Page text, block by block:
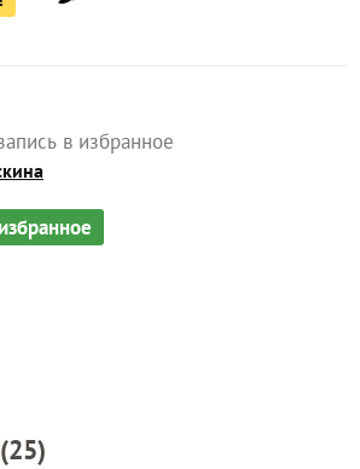
в избранное
25)